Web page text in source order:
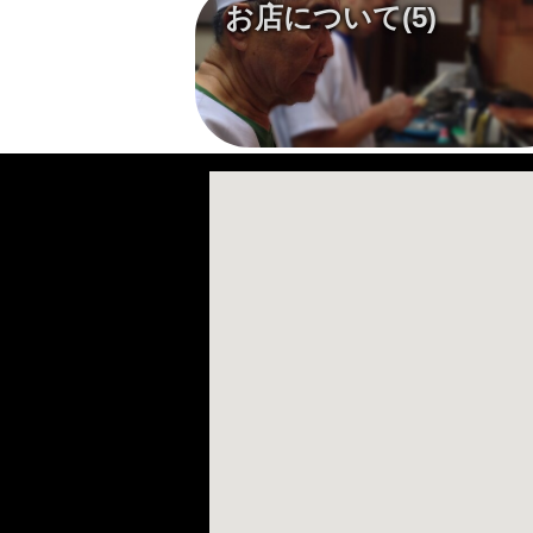
お店について(5)